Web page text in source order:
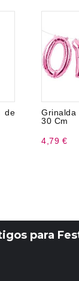
de
30 Cm
4,79 €
para